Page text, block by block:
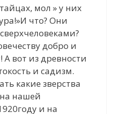
мол » у них
что? Они
добро и
А вот из древности
и садизм.
какие зверства
нашей
и на